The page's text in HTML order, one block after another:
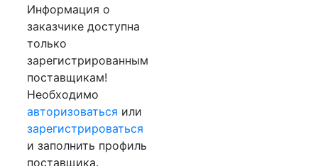
Информация о
заказчике доступна
только
зарегистрированным
поставщикам!
Необходимо
авторизоваться или
зарегистрироваться
и заполнить профиль
поставщика.